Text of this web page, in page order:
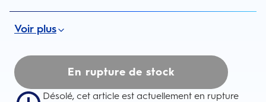
Voir plus
En rupture de stock
Désolé, cet article est actuellement en rupture